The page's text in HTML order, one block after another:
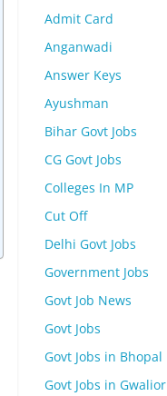
Admit Card
Anganwadi
Answer Keys
Ayushman
Bihar Govt Jobs
CG Govt Jobs
Colleges In MP
Cut Off
Delhi Govt Jobs
Government Jobs
Govt Job News
Govt Jobs
Govt Jobs in Bhopal
Govt Jobs in Gwalior